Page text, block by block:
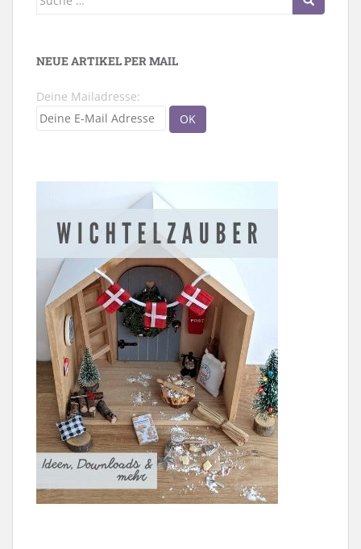
NEUE ARTIKEL PER MAIL
Deine Mailadresse: